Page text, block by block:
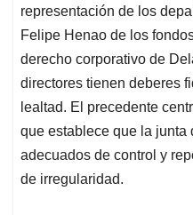
representación de los
Felipe Henao de los
derecho corporativo de
directores tienen deberes
lealtad. El precedente
que establece que la junta
adecuados de control y
de irregularidad.